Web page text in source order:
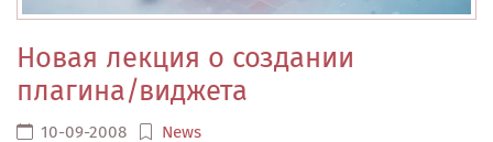
Новая лекция о создании
плагина/виджета
10-09-2008
News